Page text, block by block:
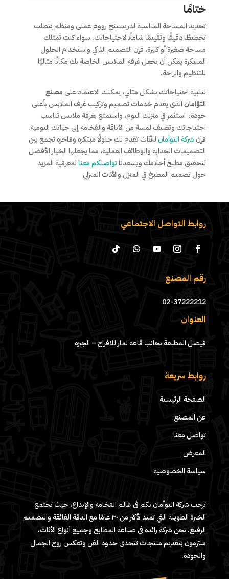
ختامًا
تحديد المساحة المناسبة لدريسينج رووم عملي ومنظم يتطلب
تخطيطًا دقيقًا وتقييمًا شاملًا لاحتياجاتك. سواء كنت تمتلك
مساحة صغيرة أو كبيرة، فإن التصميم الذكي واستخدام الحلول
المبتكرة يمكن أن يجعل غرفة الملابس الخاصة بك مكانًا مثاليًا
للتنظيم والراحة.
لتلبية احتياجاتك بشكل مثالي، يمكنك الاعتماد على مصنع
التؤامانالذي يقدم خدمات تصميم وتركيب غرف الملابس بأعلى
جودة. استثمر في منزلك اليوم، واستمتع بغرفة ملابس تناسب
احتياجاتك وتضيف لمسة من الأناقة والفخامة إلى حياتك اليومية.
فإن شركة التوأمانللأثاث تقدم لك حلولًا مبتكرة وفاخرة تجمع بين
التصميمات الجذابة والوظائف العملية، مما يجعلها الخيار الأفضل
لتحقيق مطبخ أحلامك ويسعدناتواصلكم معنالمعرفية المزيد
حول تصميم المطبخ في المنزل والأثاث المنزلي
روابط التواصل الاجتماعي
رقم المصنع
02-37222212
العنوان
فيصل المطبعة بجانب قاعه لمار للافراح – الجيزة
روابط سريعة
الصفحة الرئيسية
عن المصنع
تواصل معنا
المعرض
سياسة الخصوصية
ترحب شركة التوأمان بكم في عالم الفخامة والإبداع، حيث تجتمع
الخبرة الطويلة التي تمتد لأكثر من ٣٠ عامًا مع الدقة الفائقة والتصميم
الرفيع. نحن شركة رائدة في صناعة المطابخ وجميع أنواع الأثاث،
ملتزمون بتقديم منتجات تتحدى حدود الفن وتعكس روح الجمال
والجودة.